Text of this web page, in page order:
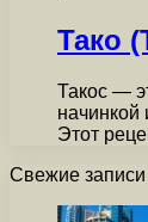
Тако
Такос —
начинкой
Этот
Свежие записи